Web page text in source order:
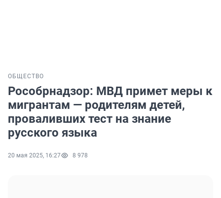
ОБЩЕСТВО
Рособрнадзор: МВД примет меры к
мигрантам — родителям детей,
проваливших тест на знание
русского языка
20 мая 2025, 16:27 8 978